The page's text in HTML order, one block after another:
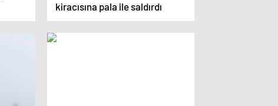
kiracısına pala ile saldırdı